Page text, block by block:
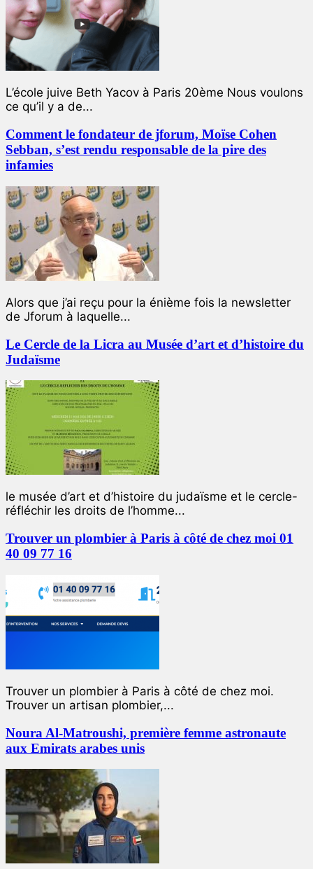
L’école juive Beth Yacov à Paris 20ème Nous voulons
ce qu’il y a de...
Comment le fondateur de jforum, Moïse Cohen
Sebban, s’est rendu responsable de la pire des
infamies
Alors que j’ai reçu pour la énième fois la newsletter
de Jforum à laquelle...
Le Cercle de la Licra au Musée d’art et d’histoire du
Judaïsme
le musée d’art et d’histoire du judaïsme et le cercle-
réfléchir les droits de l’homme...
Trouver un plombier à Paris à côté de chez moi 01
40 09 77 16
Trouver un plombier à Paris à côté de chez moi.
Trouver un artisan plombier,...
Noura Al-Matroushi, première femme astronaute
aux Emirats arabes unis